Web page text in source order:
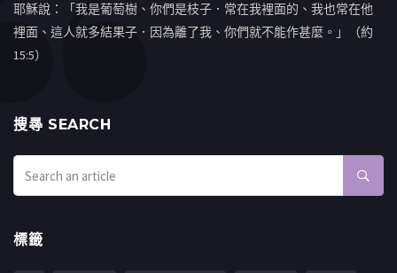
耶穌說：「我是葡萄樹、你們是枝子．常在我裡面的、我也常在他
裡面、這人就多結果子．因為離了我、你們就不能作甚麼。」（約
15:5）
搜㝷 SEARCH
標籤